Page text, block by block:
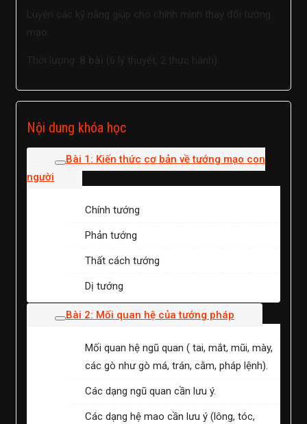
Luyện các kỹ năng giúp cho chính mình thay đối tướng
mạo.
8 bài (6 lý thuyết, 2 thực hành).
Nội dung khóa học
Bài 1: Kiến thức cơ bản về tướng mạo con
người
Chính tướng
Phản tướng
Thất cách tướng
Dị tướng
Bài 2: Mối quan hệ của tướng pháp
Mối quan hệ ngũ quan ( tai, mắt, mũi, mày,
các gò như gò má, trán, cằm, pháp lệnh).
Các dạng ngũ quan cần lưu ý.
Các dạng hệ mao cần lưu ý (lông, tóc,